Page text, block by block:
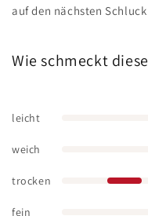
auf den nächsten
Wie schmeckt
leicht
weich
trocken
fein